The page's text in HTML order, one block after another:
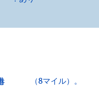
（8マイル）。